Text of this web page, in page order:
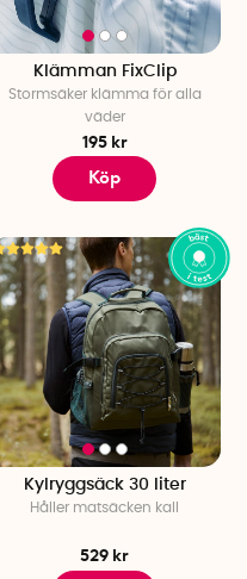
Klämman FixClip
Stormsäker klämma för alla
väder
195 kr
Köp
Kylryggsäck 30 liter
Håller matsäcken kall
529 kr